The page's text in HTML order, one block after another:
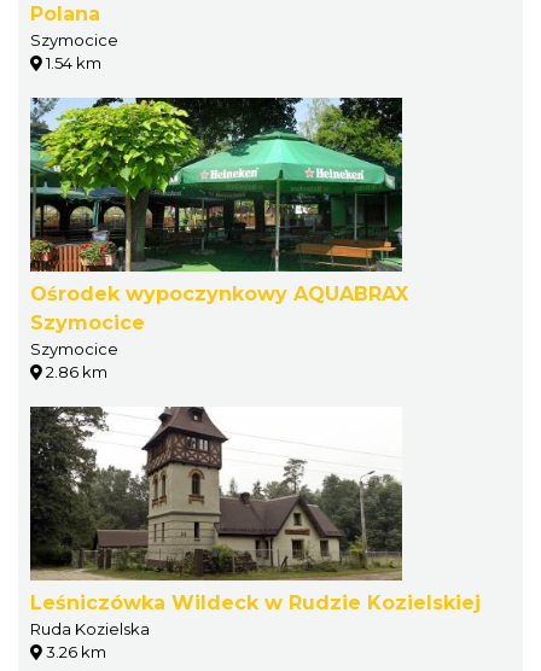
Polana
Szymocice
1.54 km
Ośrodek wypoczynkowy AQUABRAX
Szymocice
Szymocice
2.86 km
Leśniczówka Wildeck w Rudzie Kozielskiej
Ruda Kozielska
3.26 km